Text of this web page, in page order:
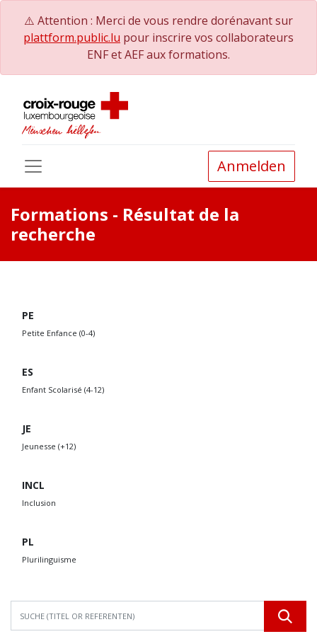
⚠️ Attention : Merci de vous rendre dorénavant sur
plattform.public.lu pour inscrire vos collaborateurs
ENF et AEF aux formations.
Anmelden
Formations - Résultat de la
recherche
PE
Petite Enfance (0-4)
ES
Enfant Scolarisé (4-12)
JE
Jeunesse (+12)
INCL
Inclusion
PL
Plurilinguisme